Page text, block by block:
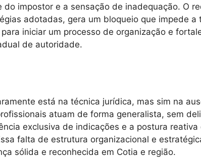
impostor e a sensação de inadequação. O
adotadas, gera um bloqueio que impede a
iniciar um processo de organização e
de autoridade.
está na técnica jurídica, mas sim na
atuam de forma generalista, sem
exclusiva de indicações e a postura
falta de estrutura organizacional e
sólida e reconhecida em Cotia e região.